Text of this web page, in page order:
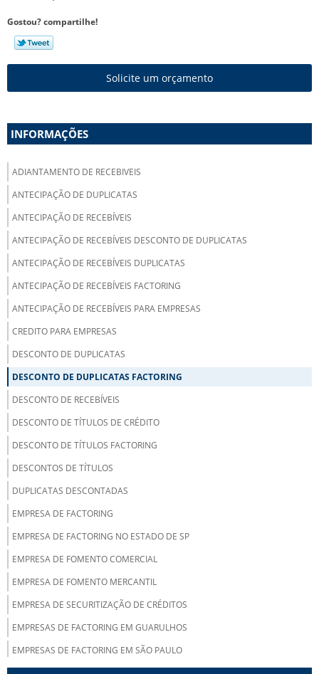
Gostou? compartilhe!
Solicite um orçamento
INFORMAÇÕES
ADIANTAMENTO DE RECEBIVEIS
ANTECIPAÇÃO DE DUPLICATAS
ANTECIPAÇÃO DE RECEBÍVEIS
ANTECIPAÇÃO DE RECEBÍVEIS DESCONTO DE DUPLICATAS
ANTECIPAÇÃO DE RECEBÍVEIS DUPLICATAS
ANTECIPAÇÃO DE RECEBÍVEIS FACTORING
ANTECIPAÇÃO DE RECEBÍVEIS PARA EMPRESAS
CREDITO PARA EMPRESAS
DESCONTO DE DUPLICATAS
DESCONTO DE DUPLICATAS FACTORING
DESCONTO DE RECEBÍVEIS
DESCONTO DE TÍTULOS DE CRÉDITO
DESCONTO DE TÍTULOS FACTORING
DESCONTOS DE TÍTULOS
DUPLICATAS DESCONTADAS
EMPRESA DE FACTORING
EMPRESA DE FACTORING NO ESTADO DE SP
EMPRESA DE FOMENTO COMERCIAL
EMPRESA DE FOMENTO MERCANTIL
EMPRESA DE SECURITIZAÇÃO DE CRÉDITOS
EMPRESAS DE FACTORING EM GUARULHOS
EMPRESAS DE FACTORING EM SÃO PAULO